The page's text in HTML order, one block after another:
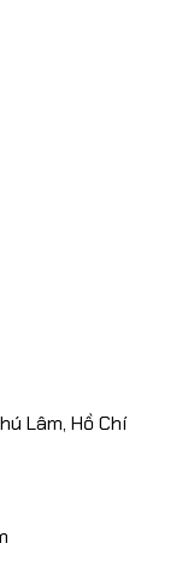
Lâm, Hồ Chí